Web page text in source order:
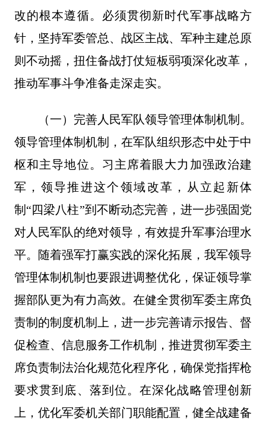
改的根本遵循。必须贯彻新时代军事战略方
针，坚持军委管总、战区主战、军种主建总原
则不动摇，扭住备战打仗短板弱项深化改革，
推动军事斗争准备走深走实。
（一）完善人民军队领导管理体制机制。
领导管理体制机制，在军队组织形态中处于中
枢和主导地位。习主席着眼大力加强政治建
军，领导推进这个领域改革，从立起新体
制“四梁八柱”到不断动态完善，进一步强固党
对人民军队的绝对领导，有效提升军事治理水
平。随着强军打赢实践的深化拓展，我军领导
管理体制机制也要跟进调整优化，保证领导掌
握部队更为有力高效。在健全贯彻军委主席负
责制的制度机制上，进一步完善请示报告、督
促检查、信息服务工作机制，推进贯彻军委主
席负责制法治化规范化程序化，确保党指挥枪
要求贯到底、落到位。在深化战略管理创新
上，优化军委机关部门职能配置，健全战建备